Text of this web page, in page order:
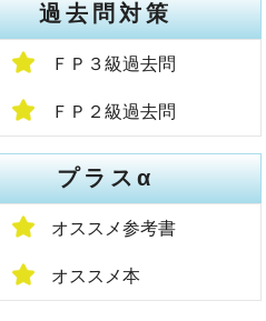
過去問対策
ＦＰ３級過去問
ＦＰ２級過去問
プラスα
オススメ参考書
オススメ本